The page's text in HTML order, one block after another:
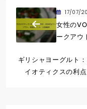
17/07/
女性の
ークアウ
ギリシャヨーグルト
イオティクスの利